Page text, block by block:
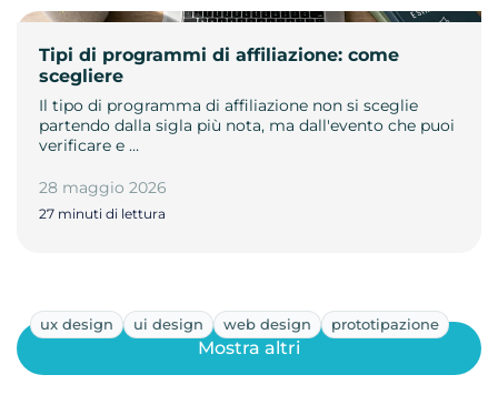
Tipi di programmi di affiliazione: come
scegliere
Il tipo di programma di affiliazione non si sceglie
partendo dalla sigla più nota, ma dall'evento che puoi
verificare e …
28 maggio 2026
27 minuti di lettura
ux design ui design web design prototipazione
Mostra altri